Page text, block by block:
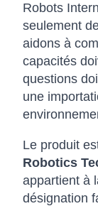
Robots
seulement
aidons à
capacités
questions
une
Le produit
Robotics
appartient à
désignation